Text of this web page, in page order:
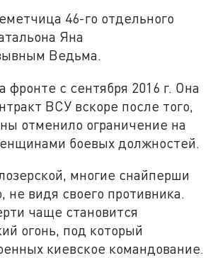
46-го отдельного
Яна
Ведьма.
фронте с сентября 2016 г. Она
ВСУ вскоре после того,
отменило ограничение на
боевых должностей.
многие снайперши
не видя своего противника.
чаще становится
огонь, под который
киевское командование.